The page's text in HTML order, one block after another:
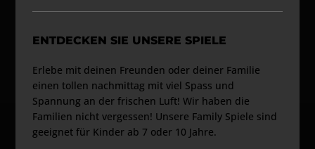
ENTDECKEN SIE UNSERE SPIELE
Erlebe mit deinen Freunden oder deiner Familie
einen tollen nachmittag mit viel Spass und
Spannung an der frischen Luft! Wir haben die
Familien nicht vergessen! Unsere Family Spiele sind
geeignet für Kinder ab 7 oder 10 Jahre.